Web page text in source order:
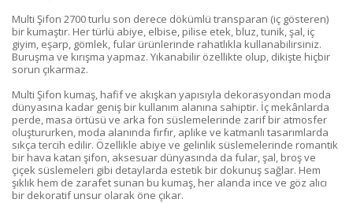
Multi Şifon 2700 turlu son derece dökümlü transparan (iç gösteren)
bir kumaştır. Her türlü abiye, elbise, pilise etek, bluz, tunik, şal, iç
giyim, eşarp, gömlek, fular ürünlerinde rahatlıkla kullanabilirsiniz.
Buruşma ve kırışma yapmaz. Yıkanabilir özellikte olup, dikişte hiçbir
sorun çıkarmaz.
Multi Şifon kumaş, hafif ve akışkan yapısıyla dekorasyondan moda
dünyasına kadar geniş bir kullanım alanına sahiptir. İç mekânlarda
perde, masa örtüsü ve arka fon süslemelerinde zarif bir atmosfer
oluştururken, moda alanında fırfır, aplike ve katmanlı tasarımlarda
sıkça tercih edilir. Özellikle abiye ve gelinlik süslemelerinde romantik
bir hava katan şifon, aksesuar dünyasında da fular, şal, broş ve
çiçek süslemeleri gibi detaylarda estetik bir dokunuş sağlar. Hem
şıklık hem de zarafet sunan bu kumaş, her alanda ince ve göz alıcı
bir dekoratif unsur olarak öne çıkar.